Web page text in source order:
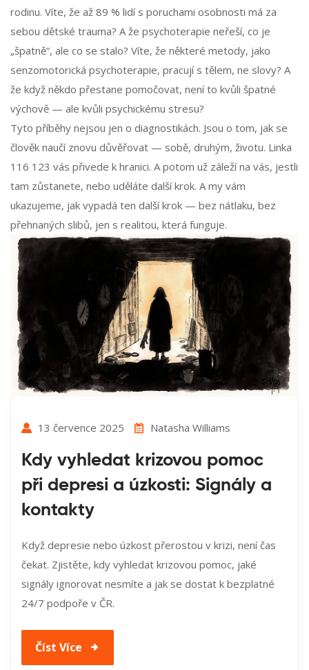
rodinu. Víte, že až 89 % lidí s poruchami osobnosti má za
sebou dětské trauma? A že psychoterapie neřeší, co je
„špatně“, ale co se stalo? Víte, že některé metody, jako
senzomotorická psychoterapie, pracují s tělem, ne slovy? A
že když někdo přestane pomočovat, není to kvůli špatné
výchově — ale kvůli psychickému stresu?
Tyto příběhy nejsou jen o diagnostikách. Jsou o tom, jak se
člověk naučí znovu důvěřovat — sobě, druhým, životu. Linka
116 123 vás přivede k hranici. A potom už záleží na vás, jestli
tam zůstanete, nebo uděláte další krok. A my vám
ukazujeme, jak vypadá ten další krok — bez nátlaku, bez
přehnaných slibů, jen s realitou, která funguje.
13 července 2025 Natasha Williams
Kdy vyhledat krizovou pomoc
při depresi a úzkosti: Signály a
kontakty
Když depresie nebo úzkost přerostou v krizi, není čas
čekat. Zjistěte, kdy vyhledat krizovou pomoc, jaké
signály ignorovat nesmíte a jak se dostat k bezplatné
24/7 podpoře v ČR.
Číst Více